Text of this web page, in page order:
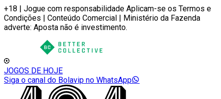
+18 | Jogue com responsabilidade Aplicam-se os Termos e
Condições | Conteúdo Comercial | Ministério da Fazenda
adverte: Aposta não é investimento.
JOGOS DE HOJE
Siga o canal do Bolavip no WhatsApp